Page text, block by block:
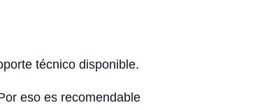
técnico disponible.
eso es recomendable